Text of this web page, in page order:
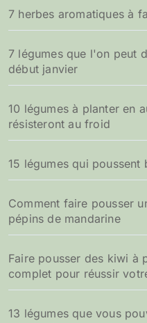
:7 herbes aromatiques à
7 légumes que l'on peut
début janvier
10 légumes à planter en
résisteront au froid
15 légumes qui poussent
Comment faire pousser
pépins de mandarine
Faire pousser des kiwi à
complet pour réussir
13 légumes que vous